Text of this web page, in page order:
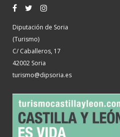
Diputación de Soria
(Turismo)
C/ Caballeros, 17
42002 Soria
turismo@dipsoria.es